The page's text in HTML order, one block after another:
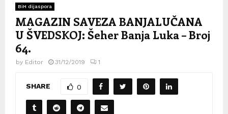
BiH dijaspora
MAGAZIN SAVEZA BANJALUČANA
U ŠVEDSKOJ: Šeher Banja Luka – Broj
64.
by Editor 31/12/2019 1
SHARE 0